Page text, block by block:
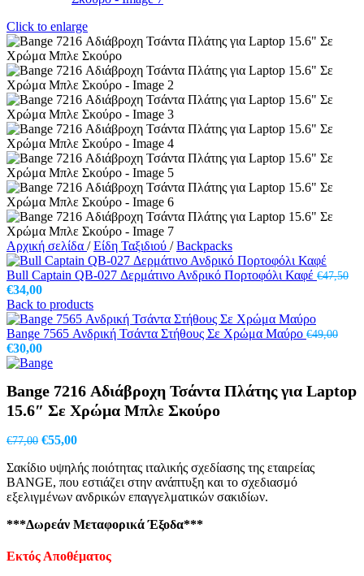
Click to enlarge
Αρχική σελίδα / Είδη Ταξιδιού / Backpacks
Bull Captain QB-027 Δερμάτινο Ανδρικό Πορτοφόλι Καφέ €47,50
Original
price
was:
€47,50.
€34,00Η
τρέχουσα
τιμή
είναι:
€34,00.
Back to products
Bange 7565 Ανδρική Τσάντα Στήθους Σε Χρώμα Μαύρο €49,00
Original
price
€49,00.
€30,00Η
τρέχουσα
είναι:
€30,00.
Bange 7216 Αδιάβροχη Τσάντα Πλάτης για Laptop
15.6″ Σε Χρώμα Μπλε Σκούρο
€77,00 Original
was:
€77,00.
€55,00Η
τιμή
είναι:
€55,00.
Σακίδιο υψηλής ποιότητας ιταλικής σχεδίασης της εταιρείας
BANGE, που εστιάζει στην ανάπτυξη και το σχεδιασμό
εξελιγμένων ανδρικών επαγγελματικών σακιδίων.
***Δωρεάν Μεταφορικά Έξοδα***
Εκτός Αποθέματος